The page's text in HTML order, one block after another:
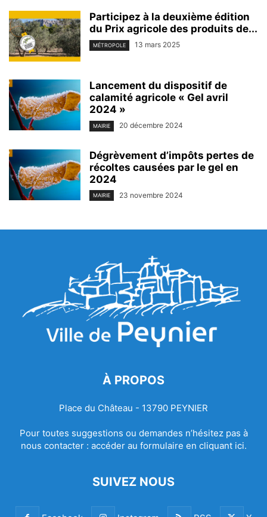
Participez à la deuxième édition
du Prix agricole des produits de...
MÉTROPOLE 13 mars 2025
Lancement du dispositif de
calamité agricole « Gel avril
2024 »
MAIRIE 20 décembre 2024
Dégrèvement d’impôts pertes de
récoltes causées par le gel en
2024
MAIRIE 23 novembre 2024
À PROPOS
Place du Château - 13790 PEYNIER
Pour toutes suggestions ou demandes n’hésitez pas à
nous contacter : accéder au formulaire en cliquant ici.
SUIVEZ NOUS